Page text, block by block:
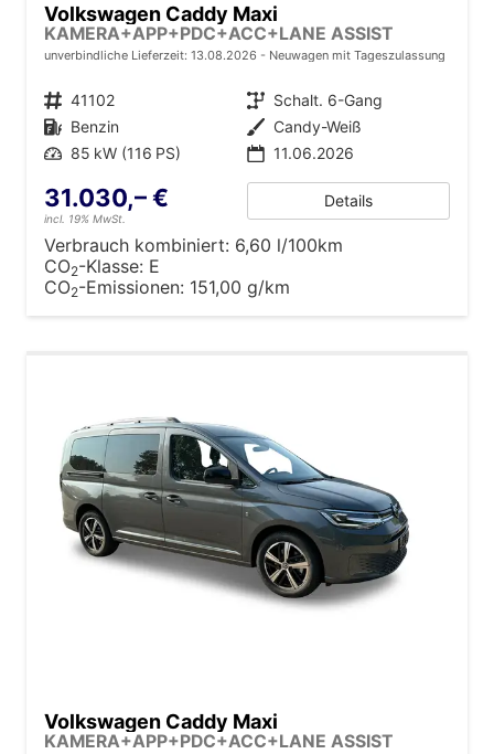
Volkswagen Caddy Maxi
KAMERA+APP+PDC+ACC+LANE ASSIST
unverbindliche Lieferzeit: 13.08.2026 Neuwagen mit Tageszulassung
Fahrzeugnr. 41102 Getriebe Schalt. 6-Gang
Kraftstoff Benzin Außenfarbe Candy-Weiß
Leistung 85 kW (116 PS) 11.06.2026
31.030,– €
incl. 19% MwSt.
Details
Verbrauch kombiniert: 6,60 l/100km
CO2-Klasse: E
CO2-Emissionen: 151,00 g/km
Volkswagen Caddy Maxi
KAMERA+APP+PDC+ACC+LANE ASSIST